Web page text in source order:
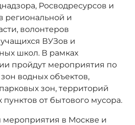
Росводресурсов и
региональной и
волонтеров
ВУЗов и
школ. В рамках
пройдут мероприятия по
водных объектов,
зон, территорий
от бытового мусора.
мероприятия в Москве и